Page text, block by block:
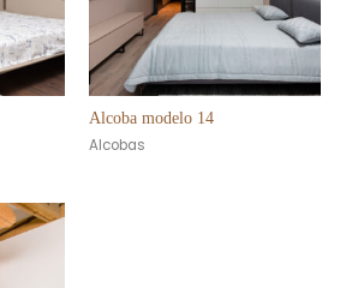
Alcoba modelo 14
Alcobas